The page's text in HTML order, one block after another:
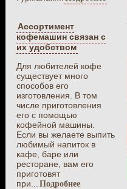
Ассортимент
кофемашин связан с
их удобством
Для любителей кофе
существует много
способов его
изготовления. В том
числе приготовления
его с помощью
кофейной машины.
Если вы желаете выпить
любимый напиток в
кафе, баре или
ресторане, вам его
приготовят
при...
Подробнее